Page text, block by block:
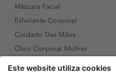
Máscara Facial
Esfoliante Corporal
Cuidado Das Mãos
Óleo Corporal Mulher